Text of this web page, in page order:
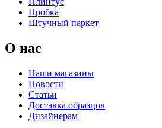
Пробка
Штучный паркет
О нас
Наши магазины
Новости
Статьи
Доставка образцов
Дизайнерам